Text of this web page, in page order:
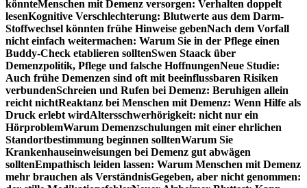
könnteMenschen mit Demenz versorgen: Verhalten doppelt
lesenKognitive Verschlechterung: Blutwerte aus dem Darm-
Stoffwechsel könnten frühe Hinweise gebenNach dem Vorfall
nicht einfach weitermachen: Warum Sie in der Pflege einen
Buddy-Check etablieren solltenSwen Staack über
Demenzpolitik, Pflege und falsche HoffnungenNeue Studie:
Auch frühe Demenzen sind oft mit beeinflussbaren Risiken
verbundenSchreien und Rufen bei Demenz: Beruhigen allein
reicht nichtReaktanz bei Menschen mit Demenz: Wenn Hilfe als
Druck erlebt wirdAltersschwerhörigkeit: nicht nur ein
HörproblemWarum Demenzschulungen mit einer ehrlichen
Standortbestimmung beginnen solltenWarum Sie
Krankenhauseinweisungen bei Demenz gut abwägen
solltenEmpathisch leiden lassen: Warum Menschen mit Demenz
mehr brauchen als VerständnisGegeben, aber nicht genommen: